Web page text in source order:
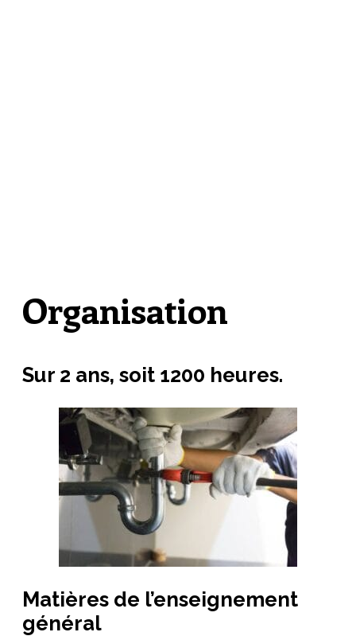
Organisation
Sur 2 ans, soit 1200 heures.
Matières de l’enseignement
général